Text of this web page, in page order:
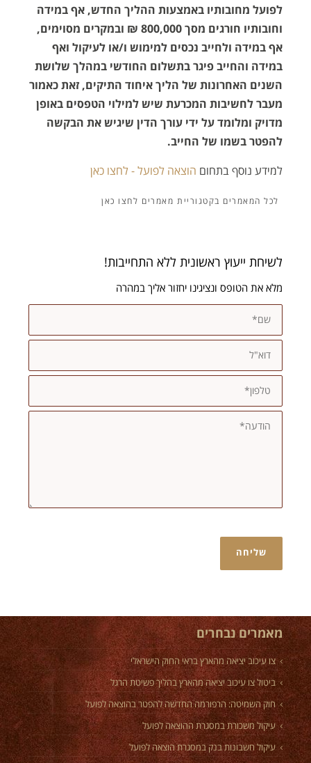
לפועל מחובותיו באמצעות ההליך החדש, אף במידה
וחובותיו חורגים מסך 800,000 ₪ ובמקרים מסוימים,
אף במידה ולחייב נכסים למימוש ו/או לעיקול ואף
במידה והחייב פיגר בתשלום החודשי במהלך שלושת
השנים האחרונות של הליך איחוד התיקים, זאת כאמור
מעבר לחשיבות המכרעת שיש למילוי הטפסים באופן
מדויק ומלומד על ידי עורך הדין שיגיש את הבקשה
להפטר בשמו של החייב.
למידע נוסף בתחום הוצאה לפועל - לחצו כאן
מאמרים
לשיחת ייעוץ ראשונית ללא התחייבות!
מלא את הטופס ונציגינו יחזור אליך במהרה
מאמרים נבחרים
צו עיכוב יציאה מהארץ בראי החוק הישראלי
ביטול צו עיכוב יציאה מהארץ בהליך פשיטת הרגל
חוק השמיטה: הרפורמה החדשה להפטר בהוצאה לפועל
עיקול משכורת במסגרת ההוצאה לפועל
עיקול חשבונות בנק במסגרת הוצאה לפועל